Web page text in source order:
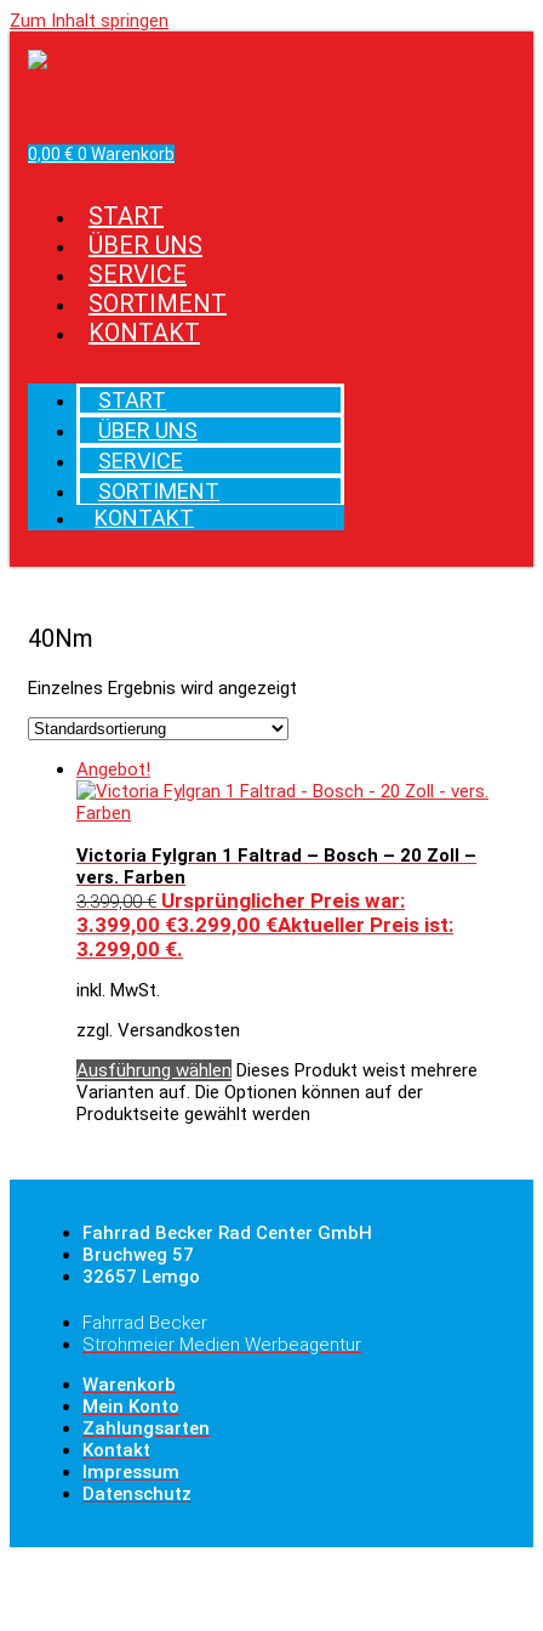
Zum Inhalt springen
0,00 € 0 Warenkorb
START
ÜBER UNS
SERVICE
SORTIMENT
KONTAKT
START
ÜBER UNS
SERVICE
SORTIMENT
KONTAKT
40Nm
Einzelnes Ergebnis wird angezeigt
Angebot!
Victoria Fylgran 1 Faltrad – Bosch – 20 Zoll –
vers. Farben
3.399,00€ Ursprünglicher Preis war:
3.399,00 €3.299,00 €Aktueller Preis ist:
3.299,00 €.
inkl. MwSt.
zzgl. Versandkosten
Ausführung wählen Dieses Produkt weist mehrere
Varianten auf. Die Optionen können auf der
Produktseite gewählt werden
Fahrrad Becker Rad Center GmbH
Bruchweg 57
32657 Lemgo
Fahrrad Becker
Strohmeier Medien Werbeagentur
Warenkorb
Mein Konto
Zahlungsarten
Kontakt
Impressum
Datenschutz